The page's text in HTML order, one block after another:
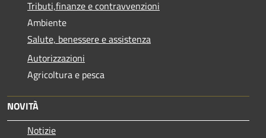
Tributi,finanze e contravvenzioni
Ambiente
Salute, benessere e assistenza
Autorizzazioni
Agricoltura e pesca
NOVITÀ
Notizie